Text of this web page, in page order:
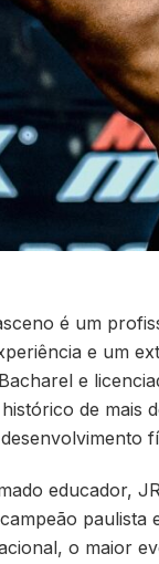
é um
e um
e
de mais
educador,
paulista
o maior